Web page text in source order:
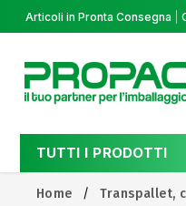
Articoli in Pronta Consegna
TUTTI I PRODOTTI
Home Transpallet,